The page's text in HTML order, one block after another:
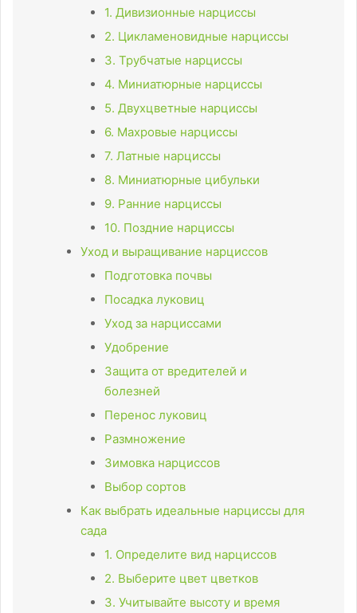
1. Дивизионные нарциссы
2. Цикламеновидные нарциссы
3. Трубчатые нарциссы
4. Миниатюрные нарциссы
5. Двухцветные нарциссы
6. Махровые нарциссы
7. Латные нарциссы
8. Миниатюрные цибульки
9. Ранние нарциссы
10. Поздние нарциссы
Уход и выращивание нарциссов
Подготовка почвы
Посадка луковиц
Уход за нарциссами
Удобрение
Защита от вредителей и
болезней
Перенос луковиц
Размножение
Зимовка нарциссов
Выбор сортов
Как выбрать идеальные нарциссы для
сада
1. Определите вид нарциссов
2. Выберите цвет цветков
3. Учитывайте высоту и время